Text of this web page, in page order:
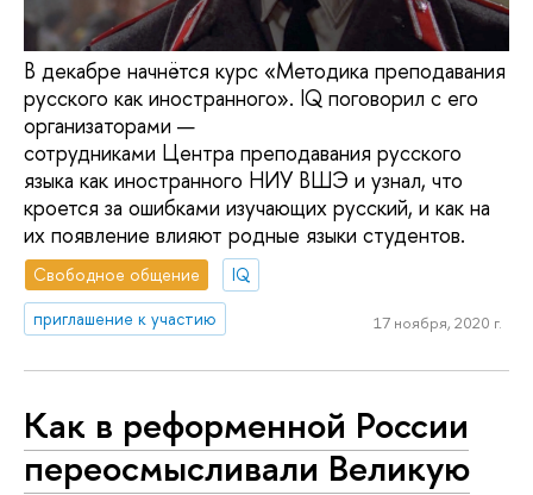
В декабре начнётся курс «Методика преподавания
русского как иностранного». IQ поговорил с его
организаторами —
сотрудниками Центра преподавания русского
языка как иностранного НИУ ВШЭ и узнал, что
кроется за ошибками изучающих русский, и как на
их появление влияют родные языки студентов.
Свободное общение
IQ
приглашение к участию
17 ноября, 2020 г.
Как в реформенной России
переосмысливали Великую